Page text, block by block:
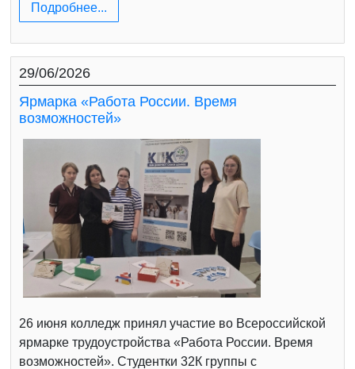
Подробнее...
29/06/2026
Ярмарка «Работа России. Время
возможностей»
26 июня колледж принял участие во Всероссийской
ярмарке трудоустройства «Работа России. Время
возможностей». Студентки 32К группы с